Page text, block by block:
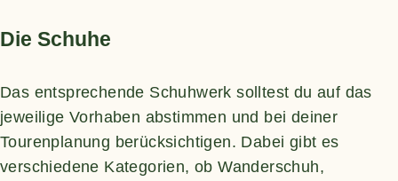
Die Schuhe
Das entsprechende Schuhwerk solltest du auf das
jeweilige Vorhaben abstimmen und bei deiner
Tourenplanung berücksichtigen. Dabei gibt es
verschiedene Kategorien, ob Wanderschuh,